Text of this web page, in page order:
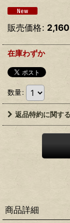
販売価格: 2,160
在庫わずか
数量:
返品特約に関す
商品詳細